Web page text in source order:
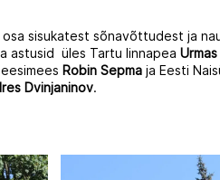
osa sisukatest sõnavõttudest ja
astusid üles Tartu linnapea
Robin Sepma ja Eesti
Dvinjaninov.